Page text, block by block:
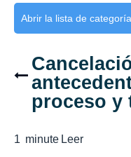
Abrir la lista de
proceso y
1 minute Leer